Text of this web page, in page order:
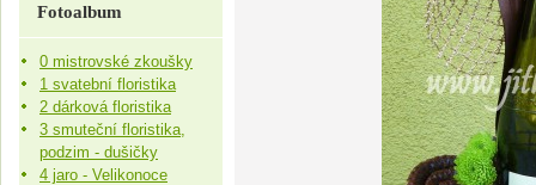
Fotoalbum
0 mistrovské zkoušky
1 svatební floristika
2 dárková floristika
3 smuteční floristika,
podzim - dušičky
4 jaro - Velikonoce